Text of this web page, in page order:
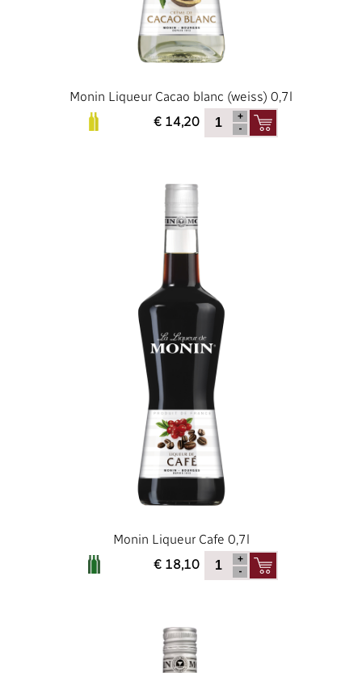
Monin Liqueur Cacao blanc (weiss) 0,7l
€ 14,20
Monin Liqueur Cafe 0,7l
€ 18,10